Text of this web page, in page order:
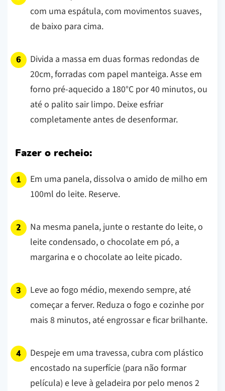
com uma espátula, com movimentos suaves,
de baixo para cima.
Divida a massa em duas formas redondas de
20cm, forradas com papel manteiga. Asse em
forno pré-aquecido a 180°C por 40 minutos, ou
até o palito sair limpo. Deixe esfriar
completamente antes de desenformar.
Fazer o recheio:
Em uma panela, dissolva o amido de milho em
100ml do leite. Reserve.
Na mesma panela, junte o restante do leite, o
leite condensado, o chocolate em pó, a
margarina e o chocolate ao leite picado.
Leve ao fogo médio, mexendo sempre, até
começar a ferver. Reduza o fogo e cozinhe por
mais 8 minutos, até engrossar e ficar brilhante.
Despeje em uma travessa, cubra com plástico
encostado na superfície (para não formar
película) e leve à geladeira por pelo menos 2